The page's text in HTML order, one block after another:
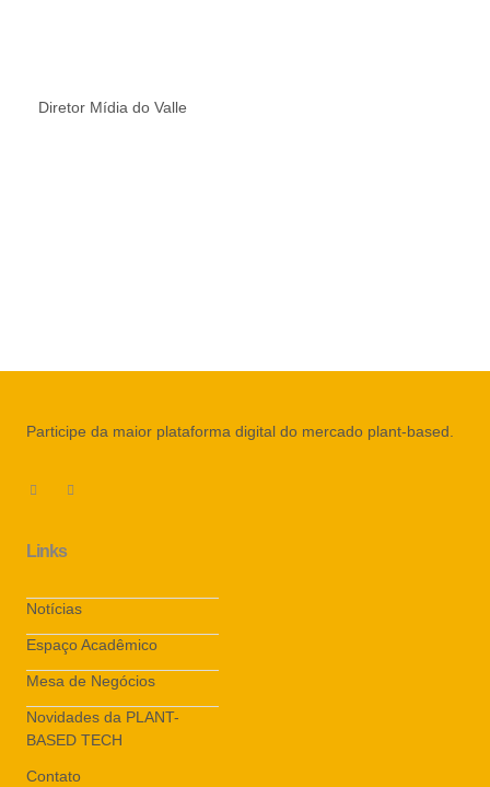
Diretor Mídia do Valle
Participe da maior plataforma digital do mercado plant-based.
Links
Notícias
Espaço Acadêmico
Mesa de Negócios
Novidades da PLANT-
BASED TECH
Contato